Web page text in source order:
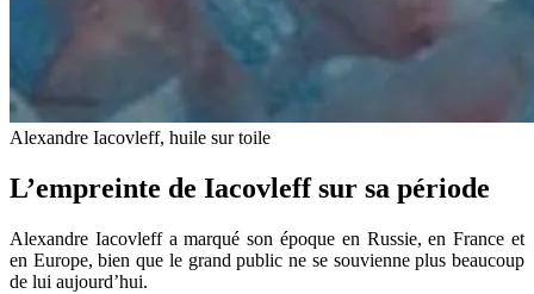
Alexandre Iacovleff, huile sur toile
L’empreinte de Iacovleff sur sa période
Alexandre Iacovleff a marqué son époque en Russie, en France et
en Europe, bien que le grand public ne se souvienne plus beaucoup
de lui aujourd’hui.